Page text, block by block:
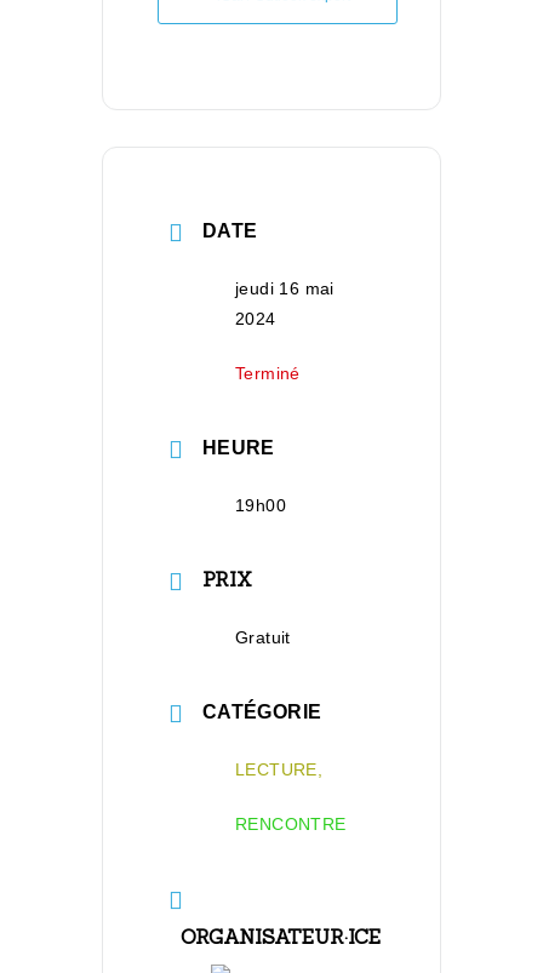
DATE
jeudi 16 mai
2024
Terminé
HEURE
19h00
PRIX
Gratuit
CATÉGORIE
LECTURE,
RENCONTRE
ORGANISATEUR·ICE